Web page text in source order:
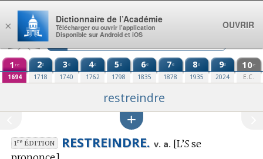
Aller au contenu
1 re
1694
2e
1718
3e
1740
4e
1762
5e
1798
6e
1835
7e
1878
8e
1935
9e
2024
10e
E.C.
restreindre
1reÉDITION RESTREINDRE. v. a. [L’S se
×
Dictionnaire de l’Académie
Télécharger ou ouvrir l’application
Disponible sur Android et iOS
OUVRIR